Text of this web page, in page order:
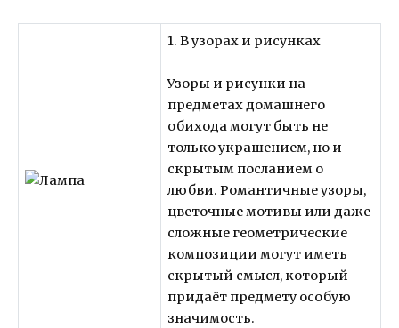
1. В узорах и рисунках
Узоры и рисунки на
предметах домашнего
обихода могут быть не
только украшением, но и
скрытым посланием о
любви. Романтичные узоры,
цветочные мотивы или даже
сложные геометрические
композиции могут иметь
скрытый смысл, который
придаёт предмету особую
значимость.